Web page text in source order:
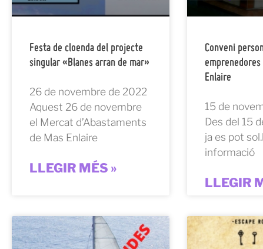
Festa de cloenda del projecte
singular «Blanes arran de mar»
26 de novembre de 2022
Aquest 26 de novembre
el Mercat d’Abastaments
de Mas Enlaire
LLEGIR MÉS »
Conveni
Enlaire
15 de
Des del 15
ja es pot
informació
LLEGIR